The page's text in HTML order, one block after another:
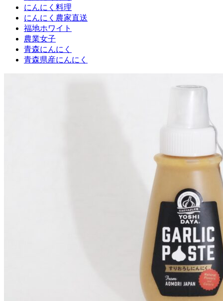
にんにく料理
にんにく農家直送
福地ホワイト
農業女子
青森にんにく
青森県産にんにく